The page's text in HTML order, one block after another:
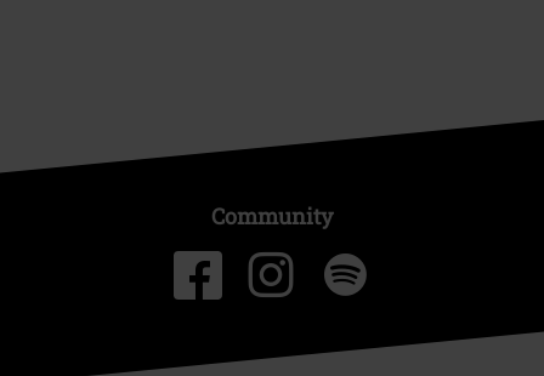
Community